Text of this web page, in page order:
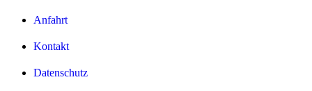
Anfahrt
Kontakt
Datenschutz